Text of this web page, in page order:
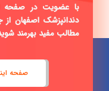
با عضویت در صفحه
دندانپزشک اصفهان از
مطالب مفید بهرمند
صفحه